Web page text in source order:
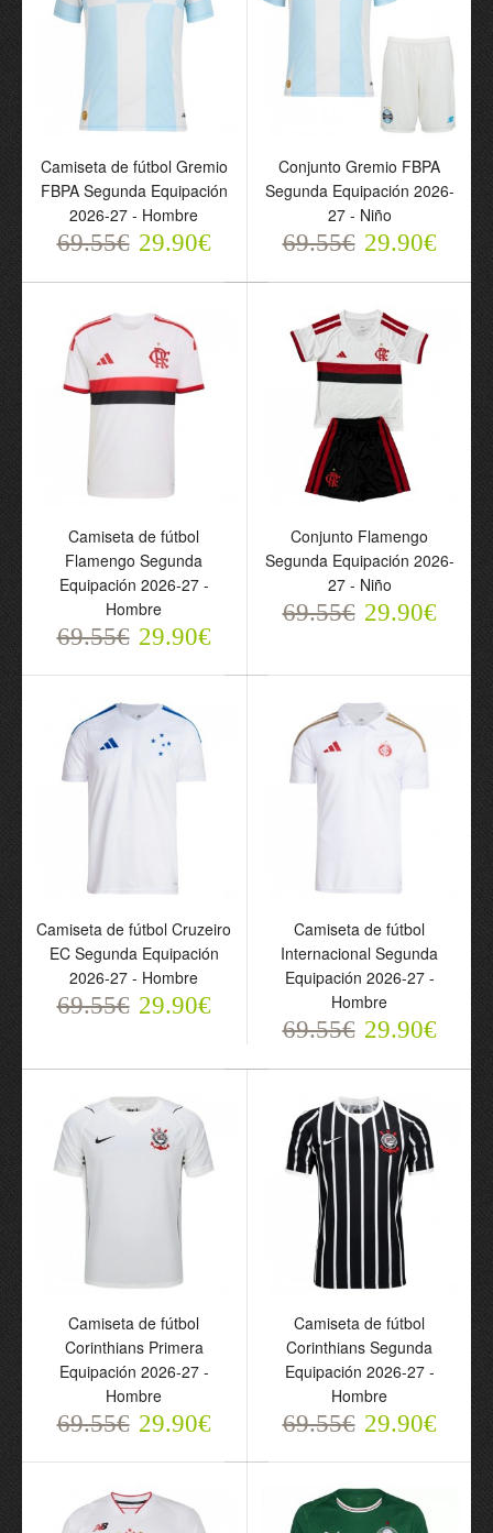
Camiseta de fútbol
Gremio FBPA Segunda
Equipación 2026-27 -
Hombre
69.55€ 29.90€
Segunda Equipación
2026-27 - Niño
69.55€ 29.90€
Camiseta de fútbol
Flamengo Segunda
Equipación 2026-27 -
Hombre
Conjunto Flamengo
Segunda Equipación
2026-27 - Niño
69.55€ 29.90€
Camiseta de fútbol
Cruzeiro EC Segunda
Equipación 2026-27 -
Hombre
69.55€ 29.90€
Camiseta de fútbol Gremio
FBPA Segunda Equipación
2026-27 - Hombre
69.55€ 29.90€
Conjunto Gremio FBPA
Segunda Equipación 2026-
27 - Niño
69.55€ 29.90€
Camiseta de fútbol
Flamengo Segunda
Equipación 2026-27 -
Hombre
69.55€ 29.90€
Conjunto Flamengo
Segunda Equipación 2026-
27 - Niño
69.55€ 29.90€
Camiseta de fútbol Cruzeiro
EC Segunda Equipación
2026-27 - Hombre
69.55€ 29.90€
Camiseta de fútbol
Internacional Segunda
Equipación 2026-27 -
Hombre
69.55€ 29.90€
Camiseta de fútbol
Corinthians Primera
Equipación 2026-27 -
Hombre
69.55€ 29.90€
Camiseta de fútbol
Corinthians Segunda
Equipación 2026-27 -
Hombre
69.55€ 29.90€